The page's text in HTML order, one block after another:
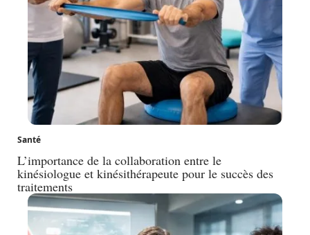
Santé
L’importance de la collaboration entre le
kinésiologue et kinésithérapeute pour le succès des
traitements